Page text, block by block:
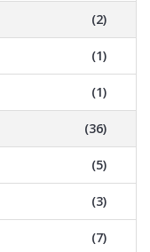
(2)
(1)
(1)
(36)
(5)
(3)
(7)